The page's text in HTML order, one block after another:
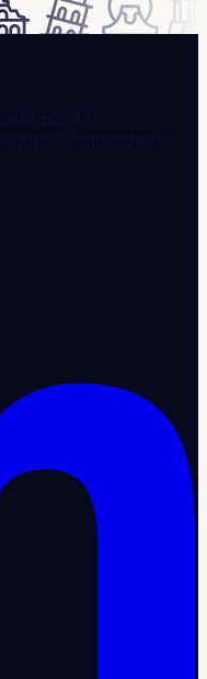
por IA,
verificados a